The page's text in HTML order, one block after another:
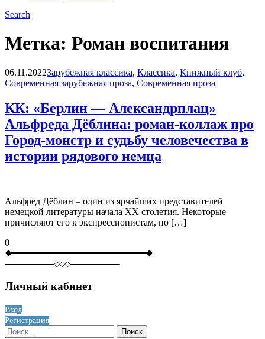
Search
Метка: Роман воспитания
Blog
06.11.2022Зарубежная классика, Классика, Книжный клуб,
Современная зарубежная проза, Современная проза
КК: «Берлин — Александрплац»
Альфреда Дёблина: роман-коллаж про
Город-монстр и судьбу человечества в
истории рядового немца
Альфред Дёблин – один из ярчайших представителей
немецкой литературы начала ХХ столетия. Некоторые
причисляют его к экспрессионистам, но […]
0
Личный кабинет
Вход
Регистрация
Найти: